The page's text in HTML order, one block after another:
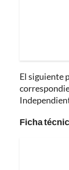
El siguiente
Ficha